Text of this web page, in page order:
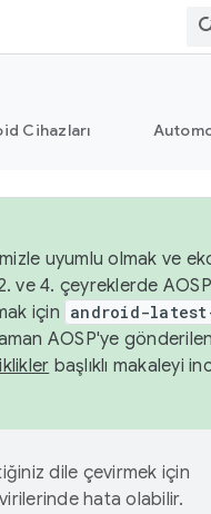
Cihazları
uyumlu olmak ve
ve 4. çeyreklerde
için android-
AOSP'ye
başlıklı makaleyi
dile çevirmek için
hata olabilir.